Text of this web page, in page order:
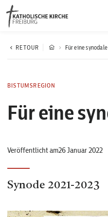
Bistumsregion
Kirchliches Leben
Aktuelles
RETOUR Für eine
BISTUMSREGION
Für eine
Veröffentlicht am26 Januar 2022
Synode 2021-2023